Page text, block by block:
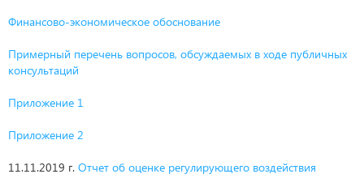
Финансово-экономическое обоснование
Примерный перечень вопросов, обсуждаемых в ходе публичных
консультаций
Приложение 1
Приложение 2
11.11.2019 г. Отчет об оценке регулирующего воздействия